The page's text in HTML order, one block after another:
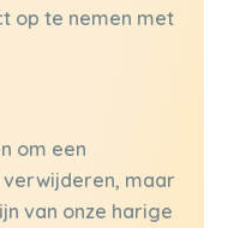
op te nemen met
om een
maar
van onze harige